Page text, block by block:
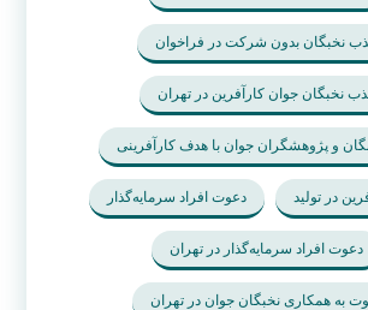
نخبگان بدون شرکت در فراخوان
نخبگان جوان کارآفرین در تهران
و پژوهشگران جوان با هدف کارآفرینی
در تولید دعوت افراد سرمایه‌گذار
دعوت افراد سرمایه‌گذار در تهران
به همکاری نخبگان جوان در تهران